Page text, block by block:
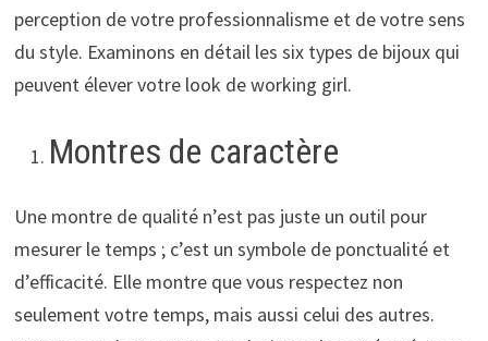
perception de votre professionnalisme et de votre sens
du style. Examinons en détail les six types de bijoux qui
peuvent élever votre look de working girl.
Montres de caractère
Une montre de qualité n’est pas juste un outil pour
mesurer le temps ; c’est un symbole de ponctualité et
d’efficacité. Elle montre que vous respectez non
seulement votre temps, mais aussi celui des autres.